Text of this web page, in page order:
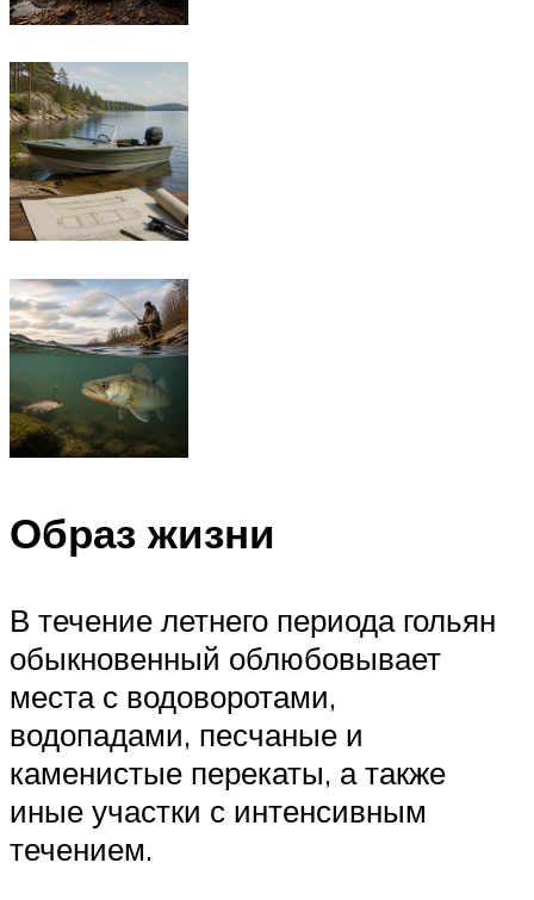
Образ жизни
В течение летнего периода гольян
обыкновенный облюбовывает
места с водоворотами,
водопадами, песчаные и
каменистые перекаты, а также
иные участки с интенсивным
течением.